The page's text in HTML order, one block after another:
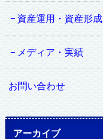
資産運用・資産形成
メディア・実績
お問い合わせ
アーカイブ